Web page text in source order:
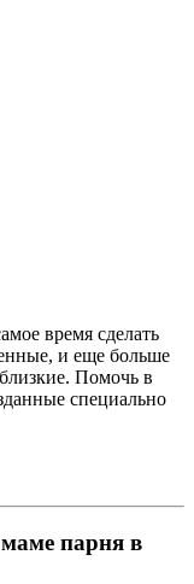
время сделать
и еще больше
Помочь в
специально
парня в